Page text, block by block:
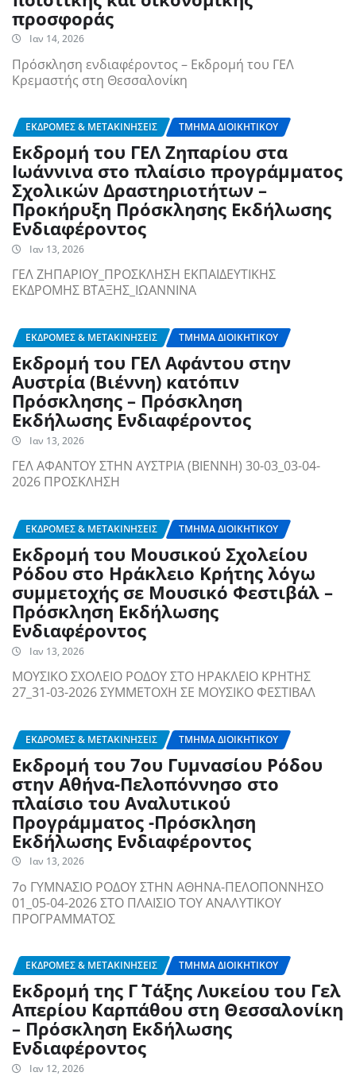
προσφοράς
Ιαν 14, 2026
Πρόσκληση ενδιαφέροντος – Εκδρομή του ΓΕΛ
Κρεμαστής στη Θεσσαλονίκη
ΕΚΔΡΟΜΈΣ & ΜΕΤΑΚΙΝΉΣΕΙΣ ΤΜΉΜΑ ΔΙΟΙΚΗΤΙΚΟΎ
Εκδρομή του ΓΕΛ Ζηπαρίου στα
Ιωάννινα στο πλαίσιο προγράμματος
Σχολικών Δραστηριοτήτων –
Προκήρυξη Πρόσκλησης Εκδήλωσης
Ενδιαφέροντος
Ιαν 13, 2026
ΓΕΛ ΖΗΠΑΡΙΟΥ_ΠΡΟΣΚΛΗΣΗ ΕΚΠΑΙΔΕΥΤΙΚΗΣ
ΕΚΔΡΟΜΗΣ Β΄ΤΑΞΗΣ_ΙΩΑΝΝΙΝΑ
ΕΚΔΡΟΜΈΣ & ΜΕΤΑΚΙΝΉΣΕΙΣ ΤΜΉΜΑ ΔΙΟΙΚΗΤΙΚΟΎ
Εκδρομή του ΓΕΛ Αφάντου στην
Αυστρία (Βιέννη) κατόπιν
Πρόσκλησης – Πρόσκληση
Εκδήλωσης Ενδιαφέροντος
Ιαν 13, 2026
ΓΕΛ ΑΦΑΝΤΟΥ ΣΤΗΝ ΑΥΣΤΡΙΑ (ΒΙΕΝΝΗ) 30-03_03-04-
2026 ΠΡΟΣΚΛΗΣΗ
ΕΚΔΡΟΜΈΣ & ΜΕΤΑΚΙΝΉΣΕΙΣ ΤΜΉΜΑ ΔΙΟΙΚΗΤΙΚΟΎ
Εκδρομή του Μουσικού Σχολείου
Ρόδου στο Ηράκλειο Κρήτης λόγω
συμμετοχής σε Μουσικό Φεστιβάλ –
Πρόσκληση Εκδήλωσης
Ενδιαφέροντος
Ιαν 13, 2026
ΜΟΥΣΙΚΟ ΣΧΟΛΕΙΟ ΡΟΔΟΥ ΣΤΟ ΗΡΑΚΛΕΙΟ ΚΡΗΤΗΣ
27_31-03-2026 ΣΥΜΜΕΤΟΧΗ ΣΕ ΜΟΥΣΙΚΟ ΦΕΣΤΙΒΑΛ
ΕΚΔΡΟΜΈΣ & ΜΕΤΑΚΙΝΉΣΕΙΣ ΤΜΉΜΑ ΔΙΟΙΚΗΤΙΚΟΎ
Εκδρομή του 7ου Γυμνασίου Ρόδου
στην Αθήνα-Πελοπόννησο στο
πλαίσιο του Αναλυτικού
Προγράμματος -Πρόσκληση
Εκδήλωσης Ενδιαφέροντος
Ιαν 13, 2026
7ο ΓΥΜΝΑΣΙΟ ΡΟΔΟΥ ΣΤΗΝ ΑΘΗΝΑ-ΠΕΛΟΠΟΝΝΗΣΟ
01_05-04-2026 ΣΤΟ ΠΛΑΙΣΙΟ ΤΟΥ ΑΝΑΛΥΤΙΚΟΥ
ΠΡΟΓΡΑΜΜΑΤΟΣ
ΕΚΔΡΟΜΈΣ & ΜΕΤΑΚΙΝΉΣΕΙΣ ΤΜΉΜΑ ΔΙΟΙΚΗΤΙΚΟΎ
Εκδρομή της Γ΄ Τάξης Λυκείου του Γελ
Απερίου Καρπάθου στη Θεσσαλονίκη
– Πρόσκληση Εκδήλωσης
Ενδιαφέροντος
Ιαν 12, 2026